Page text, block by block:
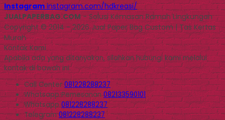
Instagram instagram.com/hdkreasi/
JUALPAPERBAG.COM- Solusi Kemasan Ramah Lingkungan
Copyright © 2014 - 2026 Jual Paper Bag Custom | Tas Kertas
Murah
Kontak Kami
Apabila ada yang ditanyakan, silahkan hubungi kami melalui
kontak di bawah ini.
Call Center081228288237
WhatsappPemesanan 082133590101
Whatsapp081228288237
Telegram081228288237